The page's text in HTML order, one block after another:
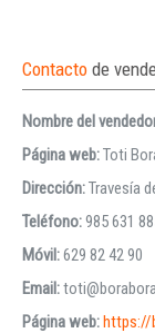
Contacto de
Nombre del
Página web:Toti
Dirección:Travesía
Teléfono:985 631
Móvil:629 82 42 90
Email:
Página web:https://